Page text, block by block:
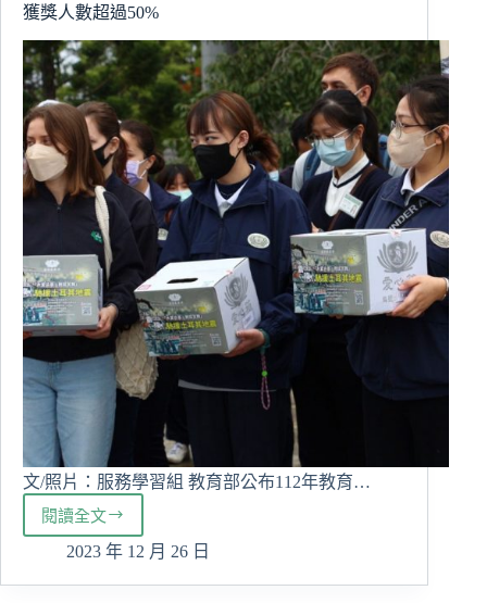
帶
領
人
我
關
係
獲獎人數超過50%
文/照片：服務學習組 教育部公布112年教育…
閱讀全文
112
年
育
2023 年 12 月 26 日